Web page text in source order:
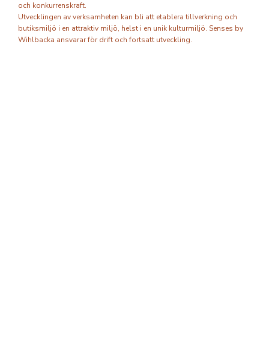
och konkurrenskraft.
Utvecklingen av verksamheten kan bli att etablera tillverkning och
butiksmiljö i en attraktiv miljö, helst i en unik kulturmiljö. Senses by
Wihlbacka ansvarar för drift och fortsatt utveckling.